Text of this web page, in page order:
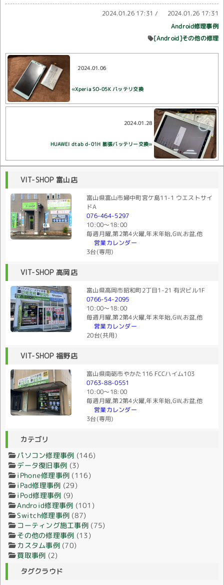
2024.01.26 17:31 / 2024.01.26 17:31
Android修理事例
[Android]その他の修理
2024.01.06
«Xperia SO-05K バッテリ交換
2024.01.28
HUAWEI dtab d-01H 膨張バッテリー交換»
VIT-SHOP 富山店
富山県富山市婦中町宮ケ島11-1 ウエストサイ
ドA
076-464-5297
10:00〜18:00
毎週月曜,第2第4火曜,年末年始,GW,お盆,他
営業カレンダー
3台(専用)
VIT-SHOP 高岡店
富山県高岡市昭和町2丁目1-21 有沢ビル1F
0766-54-2095
10:00〜18:00
毎週月曜,第2第4火曜,年末年始,GW,お盆,他
営業カレンダー
20台(共用)
VIT-SHOP 福野店
富山県南砺市やかた116 FCCハイム103
0763-88-0551
10:00〜18:00
毎週月曜,第2第4火曜,年末年始,GW,お盆,他
営業カレンダー
3台(専用)
カテゴリ
パソコン修理事例 (146)
データ復旧事例 (3)
iPhone修理事例 (116)
iPad修理事例 (29)
iPod修理事例 (9)
Android修理事例 (101)
Switch修理事例 (87)
コーティング施工事例 (75)
その他の修理事例 (13)
カスタム事例(70)
買取事例 (2)
タグクラウド